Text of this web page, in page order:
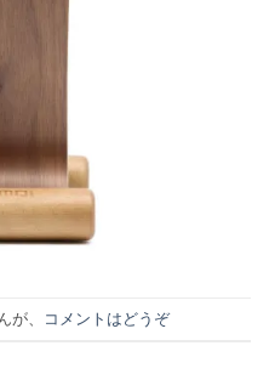
が、 コメントはどうぞ